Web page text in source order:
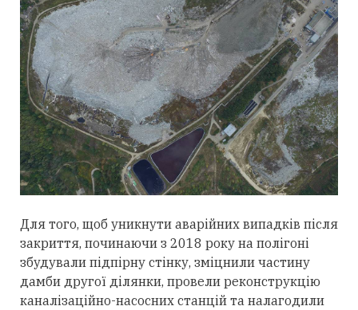
Для того, щоб уникнути аварійних випадків після
закриття, починаючи з 2018 року на полігоні
збудували підпірну стінку, зміцнили частину
дамби другої ділянки, провели реконструкцію
каналізаційно-насосних станцій та налагодили